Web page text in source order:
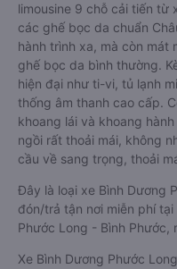
limousine 9 chỗ cải tiến từ
các ghế bọc da chuẩn
hành trình xa, mà còn mát
ghế bọc da bình thường.
hiện đại như ti-vi, tủ lạnh
thống âm thanh cao cấp.
khoang lái và khoang
ngồi rất thoải mái, không
cầu về sang trọng, thoải
Đây là loại xe Bình Dương
đón/trả tận nơi miễn phí
Phước Long - Bình Phước,
Xe Bình Dương Phước